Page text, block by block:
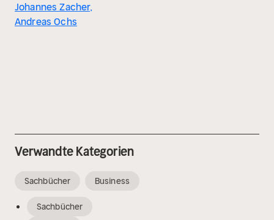
Johannes Zacher,
Andreas Ochs
Verwandte Kategorien
Sachbücher Business
Sachbücher